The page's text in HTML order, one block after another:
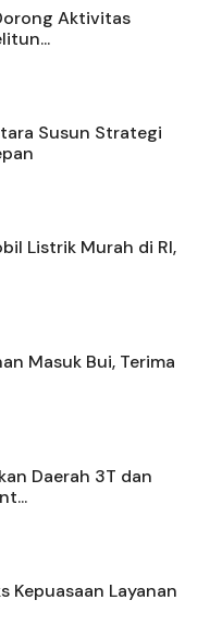
Aktivitas
Susun Strategi
Listrik Murah di RI,
Masuk Bui, Terima
Daerah 3T dan
Kepuasaan Layanan